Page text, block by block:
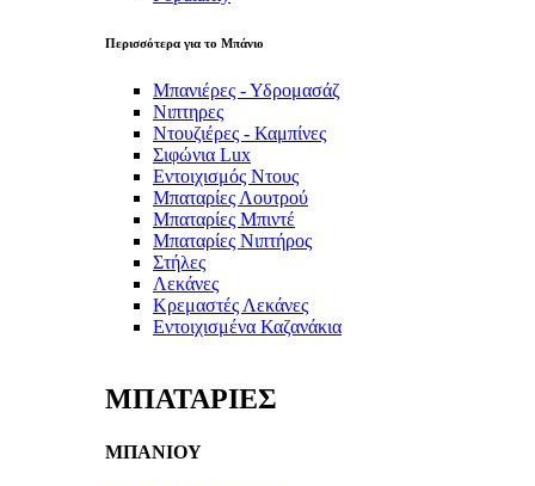
Περισσότερα για το Μπάνιο
Μπανιέρες - Υδρομασάζ
Νιπτηρες
Ντουζιέρες - Καμπίνες
Σιφώνια Lux
Εντοιχισμός Ντους
Μπαταρίες Λουτρού
Μπαταρίες Μπιντέ
Μπαταρίες Νιπτήρος
Στήλες
Λεκάνες
Κρεμαστές Λεκάνες
Εντοιχισμένα Καζανάκια
ΜΠΑΤΑΡΙΕΣ
ΜΠΑΝΙΟΥ